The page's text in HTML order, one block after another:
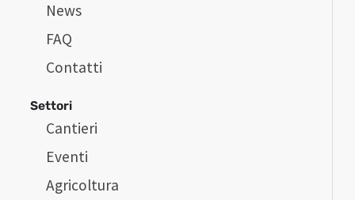
News
FAQ
Contatti
Settori
Cantieri
Eventi
Agricoltura